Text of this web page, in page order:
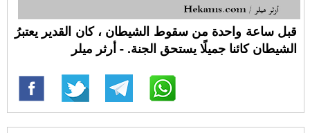
قبل ساعة واحدة من سقوط الشيطان ، كان القدير يعتبرُ
الشيطان كائنا جميلًا يستحق الجنة. - أرثر ميلر